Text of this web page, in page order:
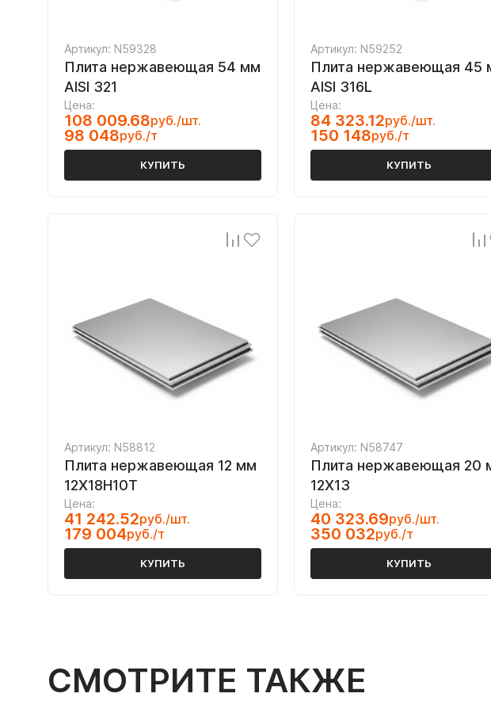
Артикул: N59328
Плита нержавеющая 54 мм
AISI 321
Цена:
108 009.68руб./шт.
98 048руб./т
КУПИТЬ
Артикул: N59252
Плита нержавеющая 45
AISI 316L
Цена:
84 323.12руб./шт.
150 148руб./т
КУПИТЬ
Артикул: N58812
Плита нержавеющая 12 мм
12Х18Н10Т
Цена:
41 242.52руб./шт.
179 004руб./т
КУПИТЬ
Артикул: N58747
Плита нержавеющая 20
12Х13
Цена:
40 323.69руб./шт.
350 032руб./т
КУПИТЬ
СМОТРИТЕ ТАКЖЕ